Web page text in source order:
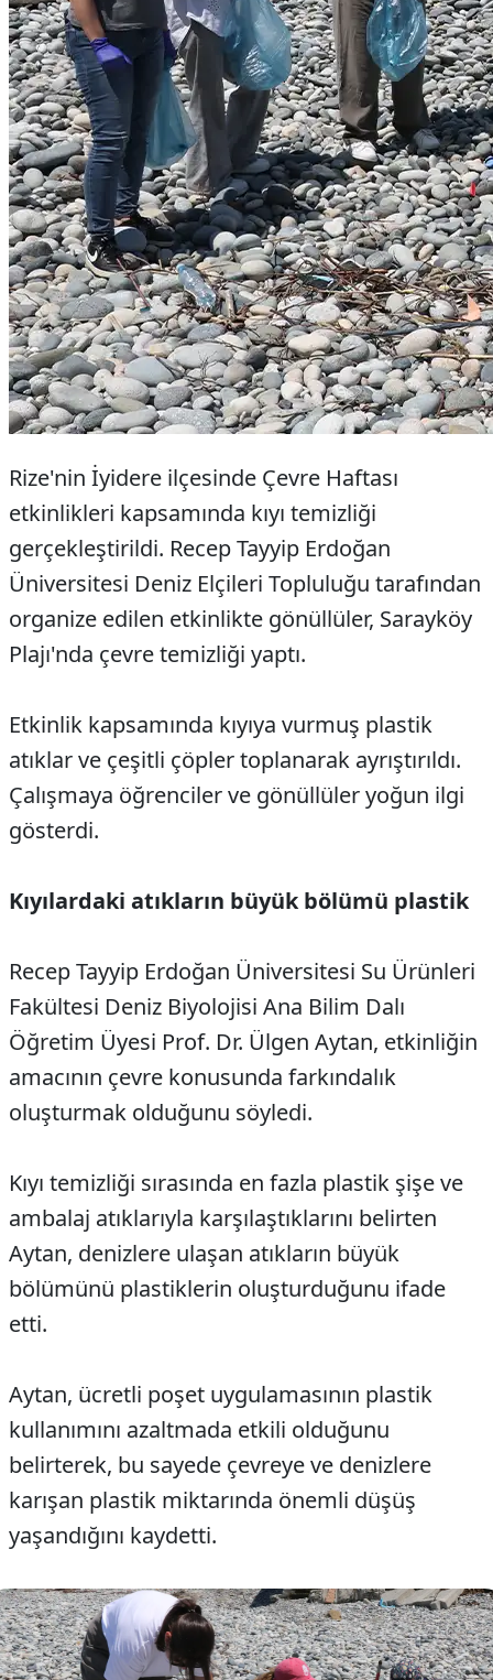
Rize'nin İyidere ilçesinde Çevre Haftası
etkinlikleri kapsamında kıyı temizliği
gerçekleştirildi. Recep Tayyip Erdoğan
Üniversitesi Deniz Elçileri Topluluğu tarafından
organize edilen etkinlikte gönüllüler, Sarayköy
Plajı'nda çevre temizliği yaptı.
Etkinlik kapsamında kıyıya vurmuş plastik
atıklar ve çeşitli çöpler toplanarak ayrıştırıldı.
Çalışmaya öğrenciler ve gönüllüler yoğun ilgi
gösterdi.
Kıyılardaki atıkların büyük bölümü plastik
Recep Tayyip Erdoğan Üniversitesi Su Ürünleri
Fakültesi Deniz Biyolojisi Ana Bilim Dalı
Öğretim Üyesi Prof. Dr. Ülgen Aytan, etkinliğin
amacının çevre konusunda farkındalık
oluşturmak olduğunu söyledi.
Kıyı temizliği sırasında en fazla plastik şişe ve
ambalaj atıklarıyla karşılaştıklarını belirten
Aytan, denizlere ulaşan atıkların büyük
bölümünü plastiklerin oluşturduğunu ifade
etti.
Aytan, ücretli poşet uygulamasının plastik
kullanımını azaltmada etkili olduğunu
belirterek, bu sayede çevreye ve denizlere
karışan plastik miktarında önemli düşüş
yaşandığını kaydetti.